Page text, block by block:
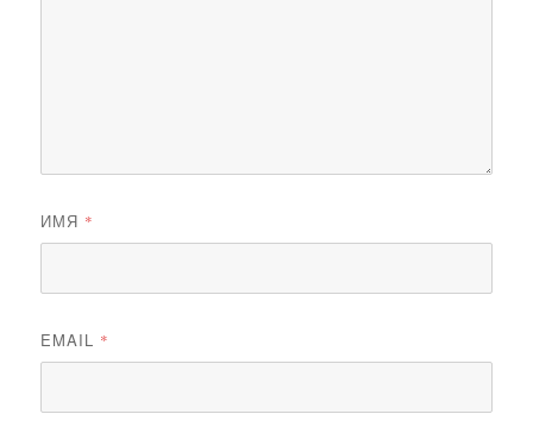
ИМЯ *
EMAIL *